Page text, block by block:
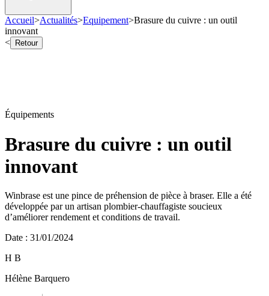
Accueil>Actualités>Equipement>Brasure du cuivre : un outil
innovant
<
Retour
Équipements
Brasure du cuivre : un outil
innovant
Winbrase est une pince de préhension de pièce à braser. Elle a été
développée par un artisan plombier-chauffagiste soucieux
d’améliorer rendement et conditions de travail.
Date : 31/01/2024
H B
Hélène Barquero